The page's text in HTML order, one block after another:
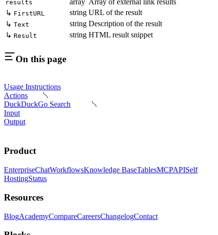
results array Array of external link results
↳ FirstURL string URL of the result
↳ Text string Description of the result
↳ Result string HTML result snippet
On this page
Usage Instructions
Actions
DuckDuckGo Search
Input
Output
Product
EnterpriseChatWorkflowsKnowledge BaseTablesMCPAPISelf
HostingStatus
Resources
BlogAcademyCompareCareersChangelogContact